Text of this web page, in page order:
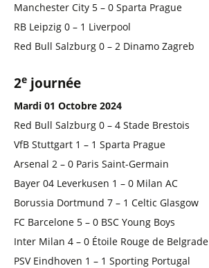
Manchester City 5 – 0 Sparta Prague
RB Leipzig 0 – 1 Liverpool
Red Bull Salzburg 0 – 2 Dinamo Zagreb
2e journée
Mardi 01 Octobre 2024
Red Bull Salzburg 0 – 4 Stade Brestois
VfB Stuttgart 1 – 1 Sparta Prague
Arsenal 2 – 0 Paris Saint-Germain
Bayer 04 Leverkusen 1 – 0 Milan AC
Borussia Dortmund 7 – 1 Celtic Glasgow
FC Barcelone 5 – 0 BSC Young Boys
Inter Milan 4 – 0 Étoile Rouge de Belgrade
PSV Eindhoven 1 – 1 Sporting Portugal